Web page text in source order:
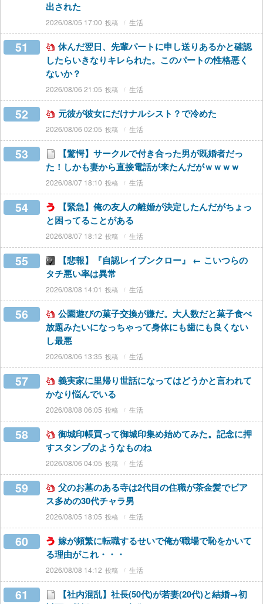
出された
2026/08/05 17:00 生活
51
休んだ翌日、先輩パートに申し送りあるかと確認
したらいきなりキレられた。このパートの性格悪く
ないか？
2026/08/06 21:05 生活
52 元彼が彼女にだけナルシスト？で冷めた
2026/08/06 02:05 生活
53
【驚愕】サークルで付き合った男が既婚者だっ
た！しかも妻から直接電話が来たんだがｗｗｗｗ
2026/08/07 18:10 生活
54
【緊急】俺の友人の離婚が決定したんだがちょっ
と困ってることがある
2026/08/07 18:12 生活
55
【悲報】『自認レイブンクロー』 ← こいつらの
タチ悪い率は異常
2026/08/08 14:01 生活
56
公園遊びの菓子交換が嫌だ。大人数だと菓子食べ
放題みたいになっちゃって身体にも歯にも良くない
し最悪
2026/08/06 13:35 生活
57
義実家に里帰り世話になってはどうかと言われて
かなり悩んでいる
2026/08/08 06:05 生活
58
御城印帳買って御城印集め始めてみた。記念に押
すスタンプのようなものね
2026/08/06 04:05 生活
59
父のお墓のある寺は2代目の住職が茶金髪でピア
ス多めの30代チャラ男
2026/08/05 18:05 生活
60
嫁が頻繁に転職するせいで俺が職場で恥をかいて
る理由がこれ・・・
2026/08/08 14:12 生活
61
【社内混乱】社長(50代)が若妻(20代)と結婚→初